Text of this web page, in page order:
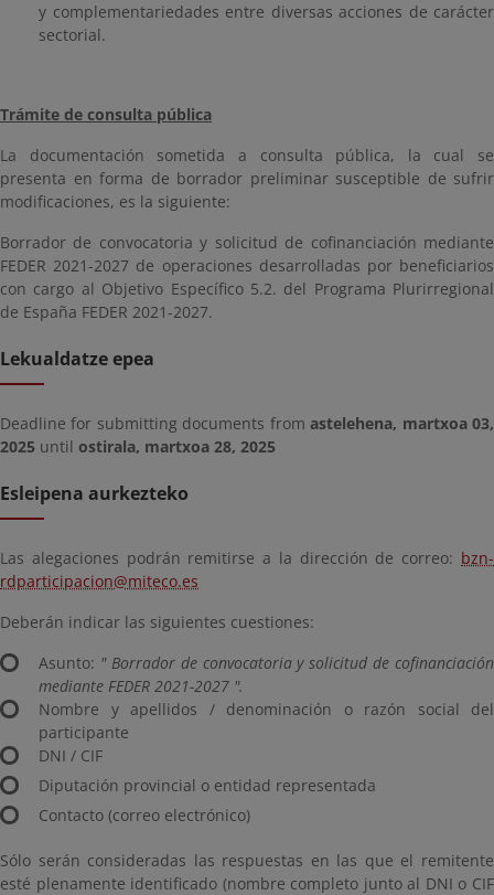
y complementariedades entre diversas acciones de carácter
sectorial.
Trámite de consulta pública
La documentación sometida a consulta pública, la cual se
presenta en forma de borrador preliminar susceptible de sufrir
modificaciones, es la siguiente:
Borrador de convocatoria y solicitud de cofinanciación mediante
FEDER 2021-2027 de operaciones desarrolladas por beneficiarios
con cargo al Objetivo Específico 5.2. del Programa Plurirregional
de España FEDER 2021-2027.
Lekualdatze epea
Deadline for submitting documents fromastelehena, martxoa 03,
2025 until ostirala, martxoa 28, 2025
Esleipena aurkezteko
Las alegaciones podrán remitirse a la dirección de correo: bzn-
rdparticipacion@miteco.es
Deberán indicar las siguientes cuestiones:
Asunto: " Borrador de convocatoria y solicitud de cofinanciación
mediante FEDER 2021-2027 ".
Nombre y apellidos / denominación o razón social del
participante
DNI / CIF
Diputación provincial o entidad representada
Contacto (correo electrónico)
Sólo serán consideradas las respuestas en las que el remitente
esté plenamente identificado (nombre completo junto al DNI o CIF